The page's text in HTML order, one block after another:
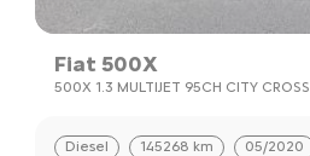
Fiat 500X
500X 1.3 MULTIJET 95CH CITY CROSS
Diesel 145268 km 05/2020